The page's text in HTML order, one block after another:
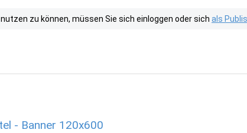
zu können, müssen Sie sich einloggen oder sich als
- Banner 120x600